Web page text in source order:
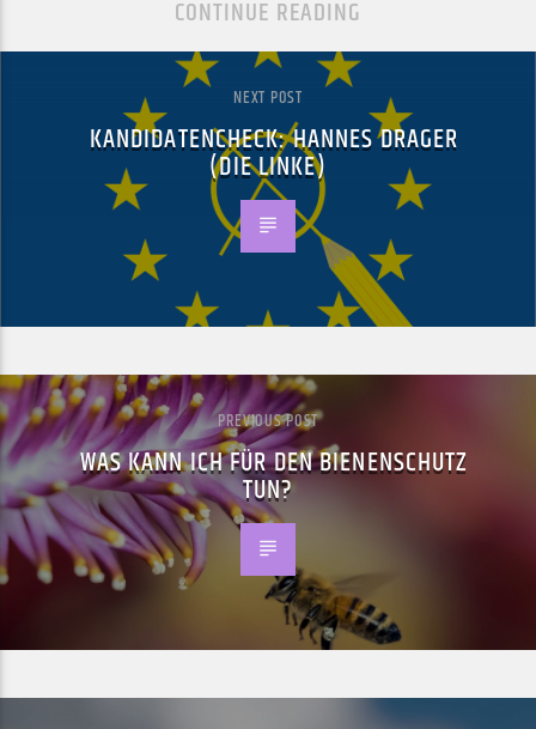
CONTINUE READING
NEXT POST
KANDIDATENCHECK: HANNES DRAGER
(DIE LINKE)
PREVIOUS POST
WAS KANN ICH FÜR DEN BIENENSCHUTZ
TUN?